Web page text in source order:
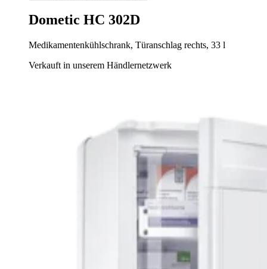
Dometic HC 302D
Medikamentenkühlschrank, Türanschlag rechts, 33 l
Verkauft in unserem Händlernetzwerk